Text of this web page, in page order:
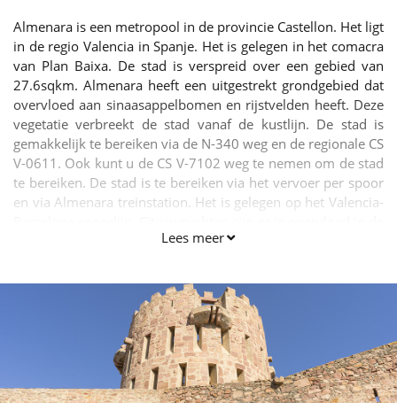
Almenara is een metropool in de provincie Castellon. Het ligt
in de regio Valencia in Spanje. Het is gelegen in het comacra
van Plan Baixa. De stad is verspreid over een gebied van
27.6sqkm. Almenara heeft een uitgestrekt grondgebied dat
overvloed aan sinaasappelbomen en rijstvelden heeft. Deze
vegetatie verbreekt de stad vanaf de kustlijn. De stad is
gemakkelijk te bereiken via de N-340 weg en de regionale CS
V-0611. Ook kunt u de CS V-7102 weg te nemen om de stad
te bereiken. De stad is te bereiken via het vervoer per spoor
en via Almenara treinstation. Het is gelegen op het Valencia-
stad. Het is het grootste deel van de landbouw. Sommige
Lees meer